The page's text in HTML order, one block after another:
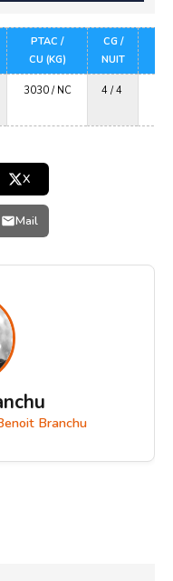
PTAC /
CU (KG)
CG /
NUIT
3030 / NC 4 / 4
X
Mail
Branchu